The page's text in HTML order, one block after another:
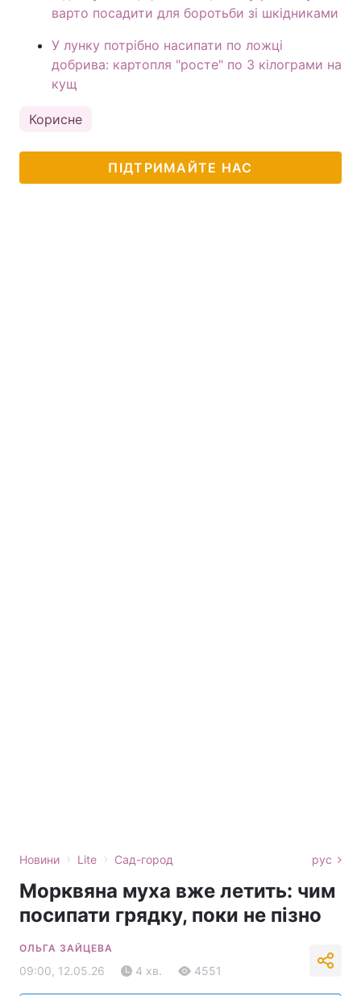
варто посадити для боротьби зі шкідниками
У лунку потрібно насипати по ложці
добрива: картопля "росте" по 3 кілограми на
кущ
Корисне
ПІДТРИМАЙТЕ НАС
Новини › Lite › Сад-город рус
Морквяна муха вже летить: чим
посипати грядку, поки не пізно
ОЛЬГА ЗАЙЦЕВА
09:00, 12.05.26 4 хв. 4551